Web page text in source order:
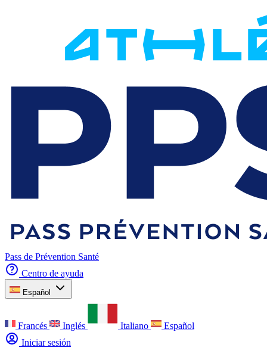
Pass de Prévention Santé
Centro de ayuda
Español
Francés Inglés Italiano
Español
Iniciar sesión